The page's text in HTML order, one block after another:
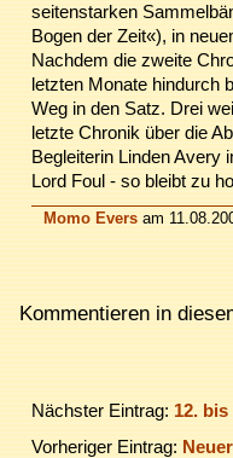
seitenstarken
Bogen der Zeit«), in
Nachdem die zweite
letzten Monate hindurch
Weg in den Satz. Drei
letzte Chronik über die
Begleiterin Linden Avery
Lord Foul - so bleibt zu
Momo Evers am
Kommentieren in
Nächster Eintrag: 12.
Vorheriger Eintrag: